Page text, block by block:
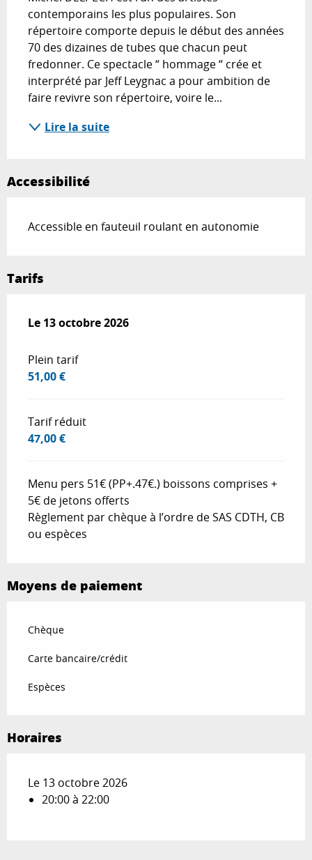
contemporains les plus populaires. Son
répertoire comporte depuis le début des années
70 des dizaines de tubes que chacun peut
fredonner. Ce spectacle “ hommage “ crée et
interprété par Jeff Leygnac a pour ambition de
faire revivre son répertoire, voire le...
Lire la suite
Accessibilité
Accessible en fauteuil roulant en autonomie
Tarifs
Le 13 octobre 2026
Le 13 octobre 2026
Plein tarif
51,00 €
Tarif réduit
47,00 €
Menu pers 51€ (PP+.47€.) boissons comprises +
5€ de jetons offerts
Règlement par chèque à l’ordre de SAS CDTH, CB
ou espèces
Moyens de paiement
Chèque
Carte bancaire/crédit
Espèces
Horaires
Le 13 octobre 2026
20:00 à 22:00